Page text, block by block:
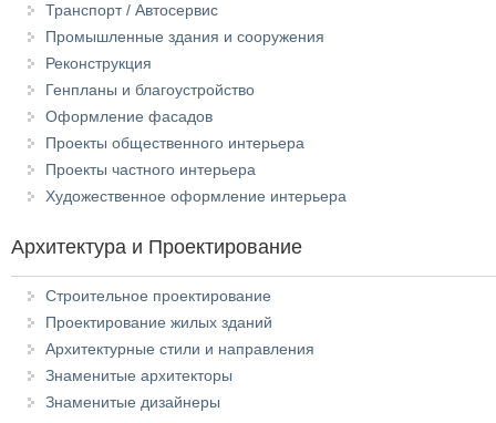
Транспорт / Автосервис
Промышленные здания и сооружения
Реконструкция
Генпланы и благоустройство
Оформление фасадов
Проекты общественного интерьера
Проекты частного интерьера
Художественное оформление интерьера
Архитектура и Проектирование
Строительное проектирование
Проектирование жилых зданий
Архитектурные стили и направления
Знаменитые архитекторы
Знаменитые дизайнеры